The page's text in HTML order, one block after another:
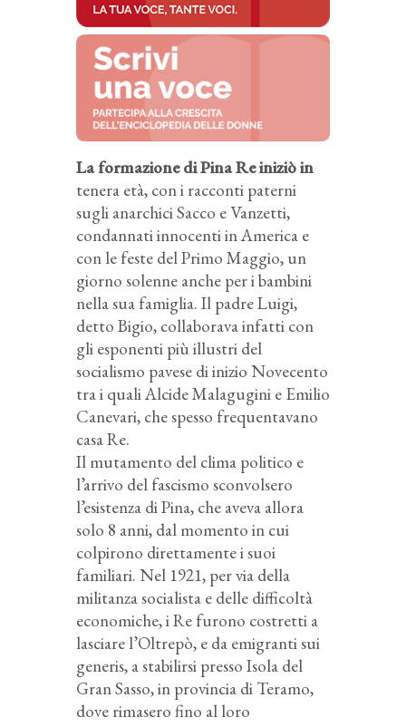
La formazione di Pina Re iniziò in
tenera età, con i racconti paterni
sugli anarchici Sacco e Vanzetti,
condannati innocenti in America e
con le feste del Primo Maggio, un
giorno solenne anche per i bambini
nella sua famiglia. Il padre Luigi,
detto Bigio, collaborava infatti con
gli esponenti più illustri del
socialismo pavese di inizio Novecento
tra i quali Alcide Malagugini e Emilio
Canevari, che spesso frequentavano
casa Re.
Il mutamento del clima politico e
l’arrivo del fascismo sconvolsero
l’esistenza di Pina, che aveva allora
solo 8 anni, dal momento in cui
colpirono direttamente i suoi
familiari. Nel 1921, per via della
militanza socialista e delle difficoltà
economiche, i Re furono costretti a
lasciare l’Oltrepò, e da emigranti sui
generis, a stabilirsi presso Isola del
Gran Sasso, in provincia di Teramo,
dove rimasero fino al loro